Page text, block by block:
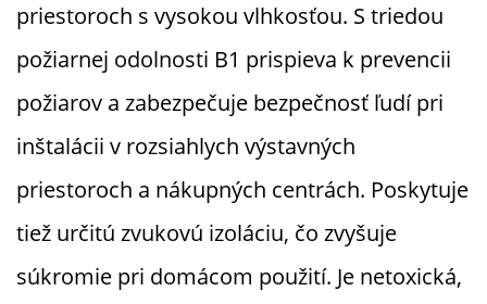
priestoroch s vysokou vlhkosťou. S triedou
požiarnej odolnosti B1 prispieva k prevencii
požiarov a zabezpečuje bezpečnosť ľudí pri
inštalácii v rozsiahlych výstavných
priestoroch a nákupných centrách. Poskytuje
tiež určitú zvukovú izoláciu, čo zvyšuje
súkromie pri domácom použití. Je netoxická,